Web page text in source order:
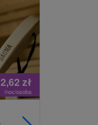
zł
/noc/osoba